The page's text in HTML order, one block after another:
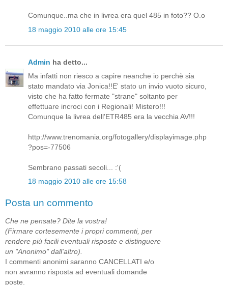
Comunque..ma che in livrea era quel 485 in foto?? O.o
18 maggio 2010 alle ore 15:45
Admin ha detto...
Ma infatti non riesco a capire neanche io perchè sia
stato mandato via Jonica!!E' stato un invio vuoto sicuro,
visto che ha fatto fermate "strane" soltanto per
effettuare incroci con i Regionali! Mistero!!!
Comunque la livrea dell'ETR485 era la vecchia AV!!!
http://www.trenomania.org/fotogallery/displayimage.php
?pos=-77506
Sembrano passati secoli... :'(
18 maggio 2010 alle ore 15:58
Posta un commento
Che ne pensate? Dite la vostra!
(Firmare cortesemente i propri commenti, per
rendere più facili eventuali risposte e distinguere
un "Anonimo" dall'altro).
I commenti anonimi saranno CANCELLATI e/o
non avranno risposta ad eventuali domande
poste.